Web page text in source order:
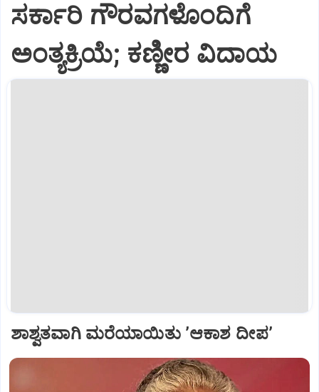
ಸರ್ಕಾರಿ ಗೌರವಗಳೊಂದಿಗೆ
ಅಂತ್ಯಕ್ರಿಯೆ; ಕಣ್ಣೀರ ವಿದಾಯ
ಶಾಶ್ವತವಾಗಿ ಮರೆಯಾಯಿತು ʼಆಕಾಶ ದೀಪʼ